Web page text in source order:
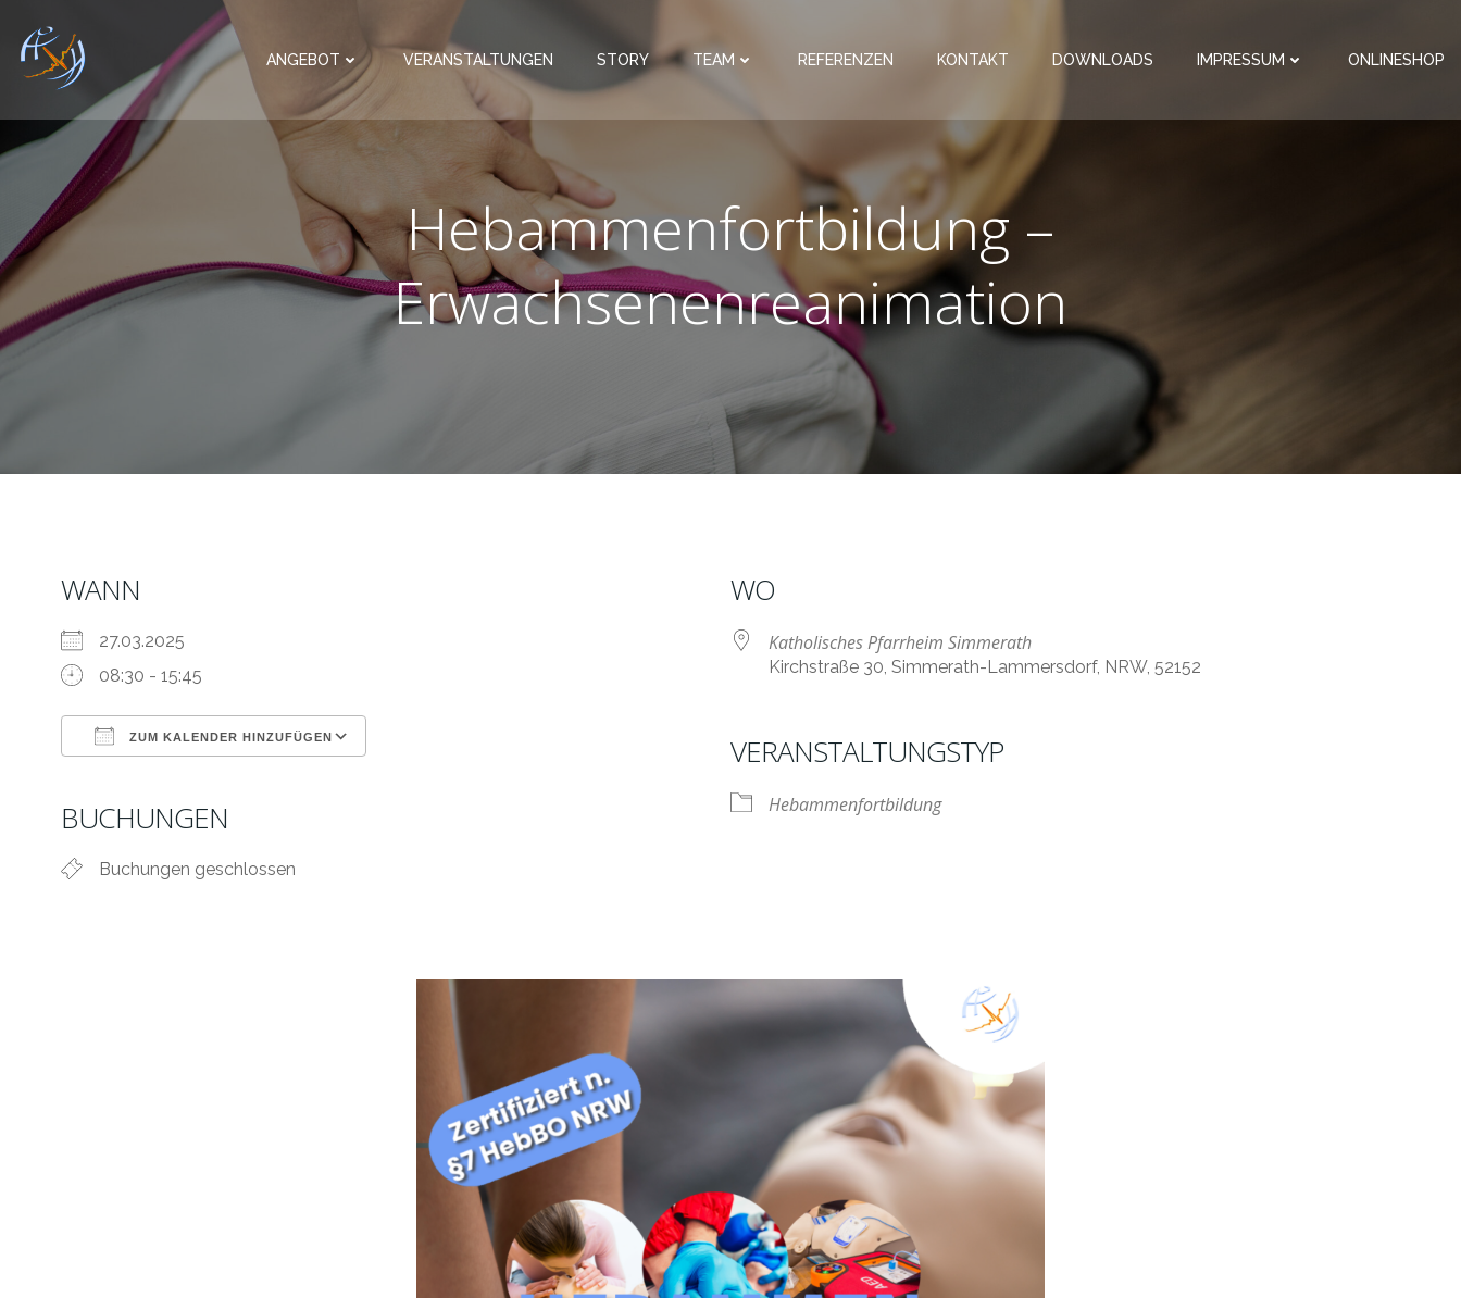
Inhalt
springen
ANGEBOT VERANSTALTUNGEN STORY TEAM REFERENZEN KONTAKT DOWNLOADS IMPRESSUM ONLINESHOP
Hebammenfortbildung –
Erwachsenenreanimation
WANN
27.03.2025
08:30 - 15:45
ZUM KALENDER HINZUFÜGEN
BUCHUNGEN
Buchungen geschlossen
WO
Katholisches Pfarrheim Simmerath
Kirchstraße 30, Simmerath-Lammersdorf, NRW, 52152
VERANSTALTUNGSTYP
Hebammenfortbildung